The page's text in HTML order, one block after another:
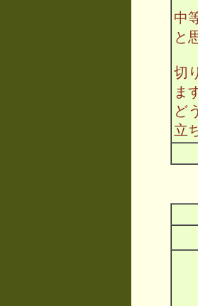
中
と
切
ま
ど
立